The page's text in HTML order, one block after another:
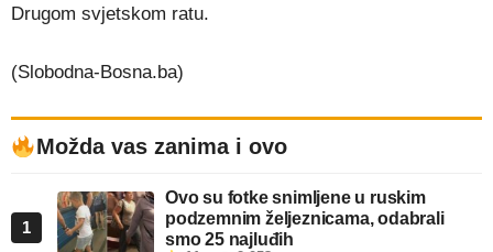
Drugom svjetskom ratu.
(Slobodna-Bosna.ba)
Možda vas zanima i ovo
1
Ovo su fotke snimljene u ruskim
podzemnim željeznicama, odabrali
smo 25 najluđih